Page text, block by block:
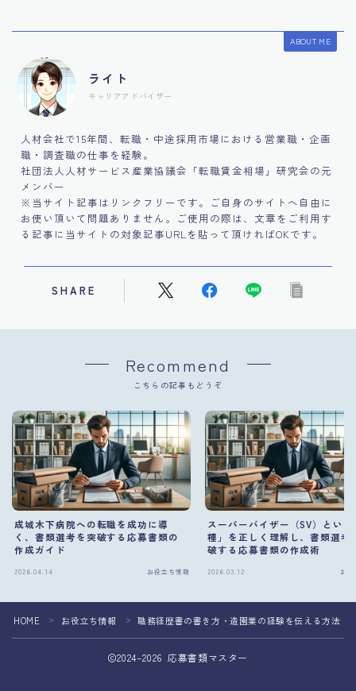
ABOUT ME
ライト
キャリアアドバイザー
人材会社で15年間、転職・中途採用市場における営業職・企画
職・調査職の仕事を経験。
社団法人人材サービス産業協議会「転職賃金相場」研究会の元
メンバー
※当サイト記事はリンクフリーです。ご自身のサイトへ自由に
お使い頂いて問題ありません。ご使用の際は、文章をご利用す
る記事に当サイトの対象記事URLを貼って頂ければOKです。
SHARE
Recommend
こちらの記事もどうぞ
成城木下病院への転職を成功に導
く、書類選考を突破する応募書類の
作成ガイド
2026.04.14 お役立ち情報
スーパーバイザー（SV）とい
種」を正しく理解し、書類選考
破する応募書類の作成術
2026.03.12 お
HOME ＞ お役立ち情報 ＞ 職務経歴書の書き方・造園業の経験を伝える方法
2024–2026 応募書類マスター